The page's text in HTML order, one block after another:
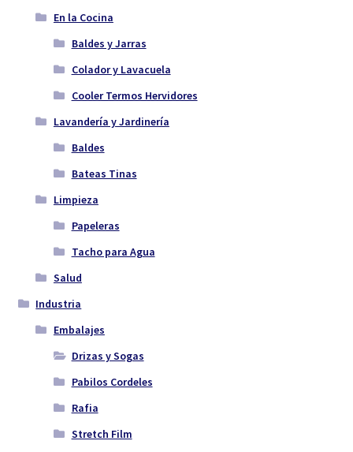
En la Cocina
Baldes y Jarras
Colador y Lavacuela
Cooler Termos Hervidores
Lavandería y Jardinería
Baldes
Bateas Tinas
Limpieza
Papeleras
Tacho para Agua
Salud
Industria
Embalajes
Drizas y Sogas
Pabilos Cordeles
Rafia
Stretch Film